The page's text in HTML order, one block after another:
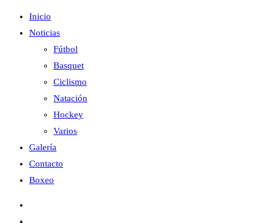
Inicio
Noticias
Fútbol
Basquet
Ciclismo
Natación
Hockey
Varios
Galería
Contacto
Boxeo